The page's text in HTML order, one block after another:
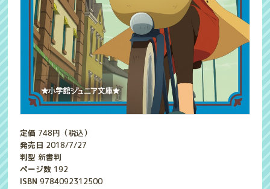
定価 748円（税込）
発売日 2018/7/27
判型 新書判
ページ数 192
ISBN9784092312500